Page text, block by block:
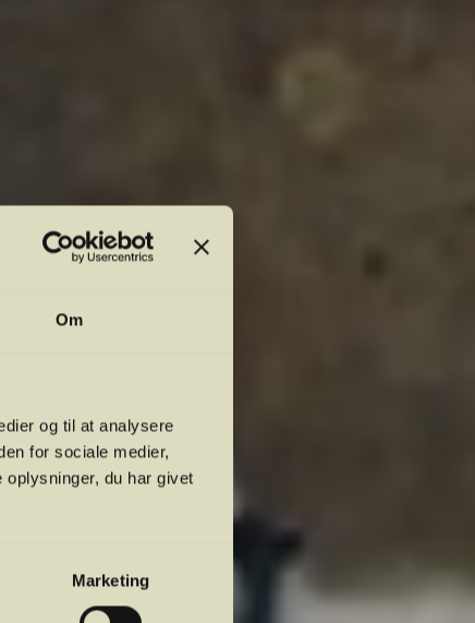
Om
og til at analysere
for sociale medier,
du har givet
Marketing